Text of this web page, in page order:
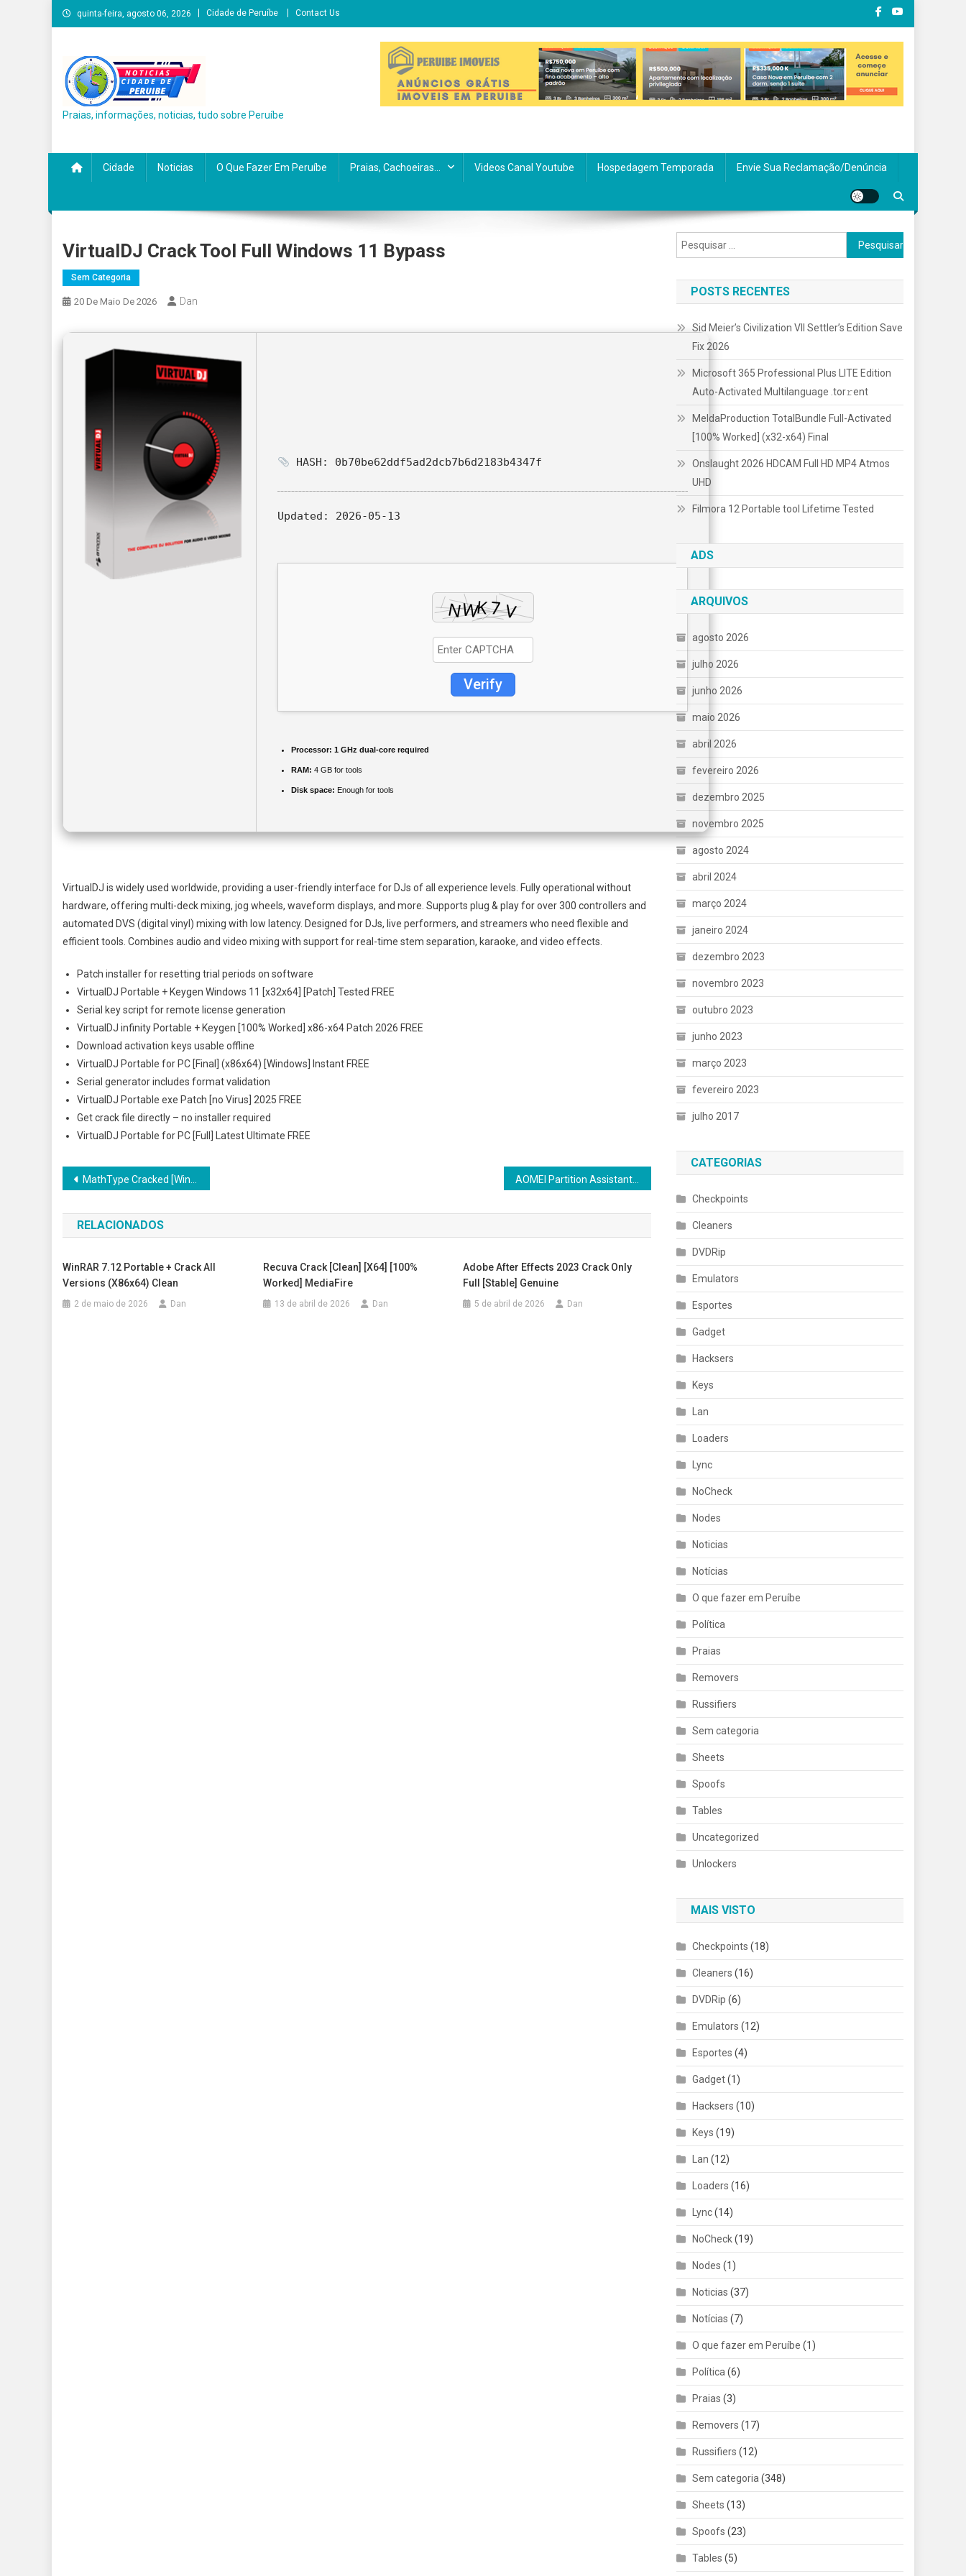
Skip
to
quinta-feira, agosto 06, 2026 Cidade de Peruíbe Contact Us
Praias, informações, noticias, tudo sobre Peruíbe
Cidade Noticias O Que Fazer Em Peruíbe Praias, Cachoeiras… Videos Canal Youtube Hospedagem Temporada Envie Sua Reclamação/Denúncia
VirtualDJ Crack Tool Full Windows 11 Bypass
Sem Categoria
20 De Maio De 2026 Dan
HASH: 0b70be62ddf5ad2dcb7b6d2183b4347f
Updated: 2026-05-13
Verify
Processor: 1 GHz dual-core required
RAM: 4 GB for tools
Disk space: Enough for tools
VirtualDJ is widely used worldwide, providing a user-friendly interface for DJs of all experience levels. Fully operational without
hardware, offering multi-deck mixing, jog wheels, waveform displays, and more. Supports plug & play for over 300 controllers and
automated DVS (digital vinyl) mixing with low latency. Designed for DJs, live performers, and streamers who need flexible and
efficient tools. Combines audio and video mixing with support for real-time stem separation, karaoke, and video effects.
Patch installer for resetting trial periods on software
VirtualDJ Portable + Keygen Windows 11 [x32x64] [Patch] Tested FREE
Serial key script for remote license generation
VirtualDJ infinity Portable + Keygen [100% Worked] x86-x64 Patch 2026 FREE
Download activation keys usable offline
VirtualDJ Portable for PC [Final] (x86x64) [Windows] Instant FREE
Serial generator includes format validation
VirtualDJ Portable exe Patch [no Virus] 2025 FREE
Get crack file directly – no installer required
VirtualDJ Portable for PC [Full] Latest Ultimate FREE
Navegação
de
Post
MathType Cracked [Windows] [no Virus] 2025
RELACIONADOS
WinRAR 7.12 Portable + Crack All
Versions (x86x64) Clean
2 de maio de 2026 Dan
Recuva Crack [Clean] [x64] [100%
Worked] MediaFire
13 de abril de 2026 Dan
Adobe After Effects 2023 Crack Only
Full [Stable] Genuine
5 de abril de 2026 Dan
Pesquisar
por:
POSTS RECENTES
Sid Meier’s Civilization VII Settler’s Edition Save
Fix 2026
Microsoft 365 Professional Plus LITE Edition
Auto-Activated Multilanguage .tоr𝚛еnt
MeldaProduction TotalBundle Full-Activated
[100% Worked] (x32-x64) Final
Onslaught 2026 HDCAM Full HD MP4 Atmos
UHD
Filmora 12 Portable tool Lifetime Tested
ADS
ARQUIVOS
agosto 2026
julho 2026
junho 2026
maio 2026
abril 2026
fevereiro 2026
dezembro 2025
novembro 2025
agosto 2024
abril 2024
março 2024
janeiro 2024
dezembro 2023
novembro 2023
outubro 2023
junho 2023
março 2023
fevereiro 2023
julho 2017
CATEGORIAS
Checkpoints
Cleaners
DVDRip
Emulators
Esportes
Gadget
Hacksers
Keys
Lan
Loaders
Lync
NoCheck
Nodes
Noticias
Notícias
O que fazer em Peruíbe
Política
Praias
Removers
Russifiers
Sem categoria
Sheets
Spoofs
Tables
Uncategorized
Unlockers
MAIS VISTO
Checkpoints (18)
Cleaners (16)
DVDRip (6)
Emulators (12)
Esportes (4)
Gadget(1)
Hacksers (10)
Keys (19)
Lan (12)
Loaders (16)
Lync(14)
NoCheck(19)
Nodes (1)
Noticias (37)
Notícias (7)
O que fazer em Peruíbe (1)
Política (6)
Praias (3)
Removers (17)
Russifiers (12)
Sem categoria (348)
Sheets (13)
Spoofs (23)
Tables (5)